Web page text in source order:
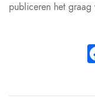
publiceren het